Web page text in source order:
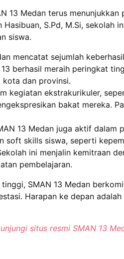
13 Medan terus
Hasibuan, S.Pd, M.Si,
siswa.
mencatat sejumlah
13 berhasil meraih peringkat
dan provinsi.
kegiatan ekstrakurikuler,
bakat mereka.
13 Medan juga aktif dalam
soft skills siswa, seperti
ini menjalin kemitraan
pembelajaran.
SMAN 13 Medan
Harapan ke depan
situs resmi SMAN 13